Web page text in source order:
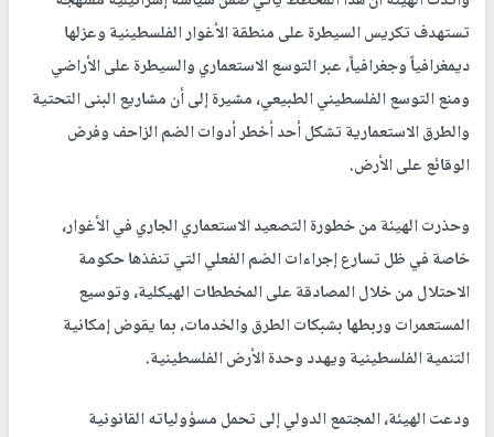
تستهدف تكريس السيطرة على منطقة الأغوار الفلسطينية وعزلها
ديمغرافياً وجغرافياً، عبر التوسع الاستعماري والسيطرة على الأراضي
ومنع التوسع الفلسطيني الطبيعي، مشيرة إلى أن مشاريع البنى التحتية
والطرق الاستعمارية تشكل أحد أخطر أدوات الضم الزاحف وفرض
الوقائع على الأرض.
وحذرت الهيئة من خطورة التصعيد الاستعماري الجاري في الأغوار،
خاصة في ظل تسارع إجراءات الضم الفعلي التي تنفذها حكومة
الاحتلال من خلال المصادقة على المخططات الهيكلية، وتوسيع
المستعمرات وربطها بشبكات الطرق والخدمات، بما يقوض إمكانية
التنمية الفلسطينية ويهدد وحدة الأرض الفلسطينية.
ودعت الهيئة، المجتمع الدولي إلى تحمل مسؤولياته القانونية